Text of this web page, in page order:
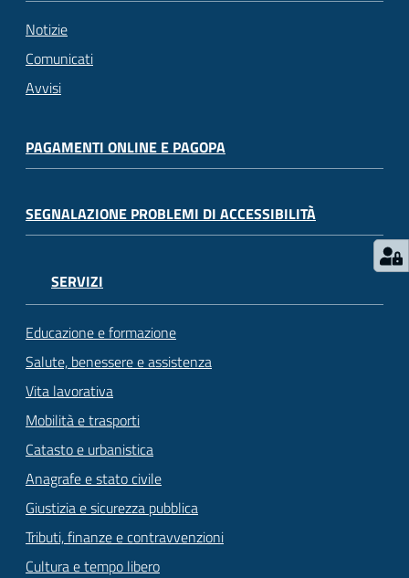
Notizie
Comunicati
Avvisi
PAGAMENTI ONLINE E PAGOPA
SEGNALAZIONE PROBLEMI DI ACCESSIBILITÀ
SERVIZI
Educazione e formazione
Salute, benessere e assistenza
Vita lavorativa
Mobilità e trasporti
Catasto e urbanistica
Anagrafe e stato civile
Giustizia e sicurezza pubblica
Tributi, finanze e contravvenzioni
Cultura e tempo libero